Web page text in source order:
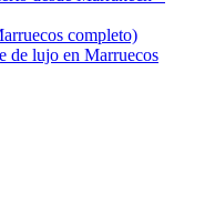
completo)
de lujo en Marruecos